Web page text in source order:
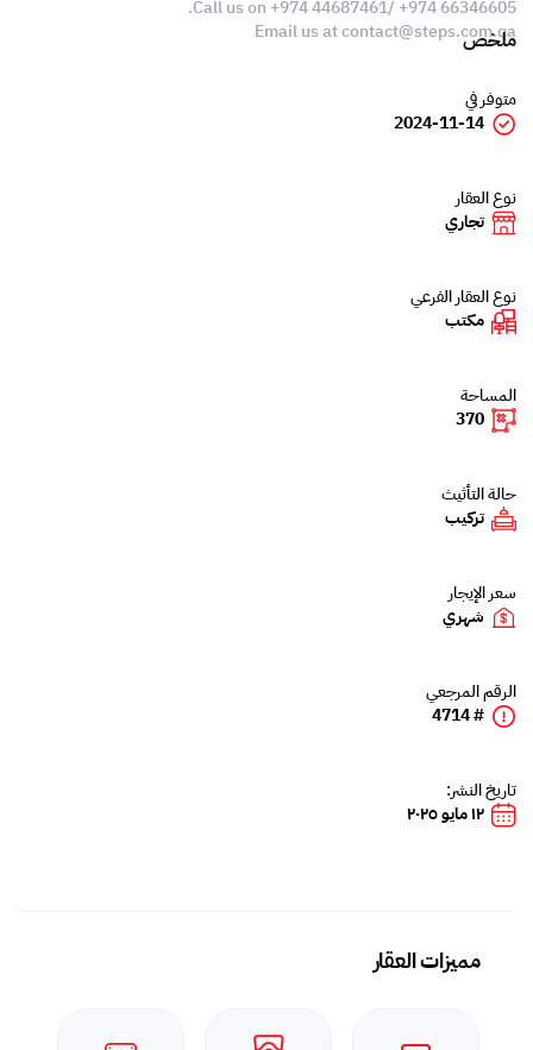
Call us on +974 44687461/ +974 66346605.
Email us atcontact@steps.com.qa
ملخص
متوفر في
2024-11-14
نوع العقار
تجاري
نوع العقار الفرعي
مكتب
المساحة
370
حالة التأثيث
تركيب
سعر الإيجار
شهري
الرقم المرجعي
# 4714
تاريخ النشر:
١٢ مايو ٢٠٢٥
مميزات العقار